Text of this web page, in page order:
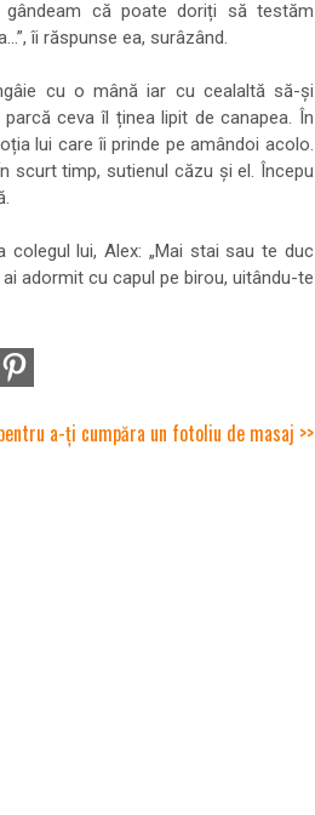
că poate doriți să testăm
îi răspunse ea, surâzând.
cu o mână iar cu cealaltă să-și
ceva îl ținea lipit de canapea. În
lui care îi prinde pe amândoi acolo.
scurt timp, sutienul căzu și el. Începu
lui, Alex: „Mai stai sau te duc
adormit cu capul pe birou, uitându-te
a-ți cumpăra un fotoliu de masaj >>